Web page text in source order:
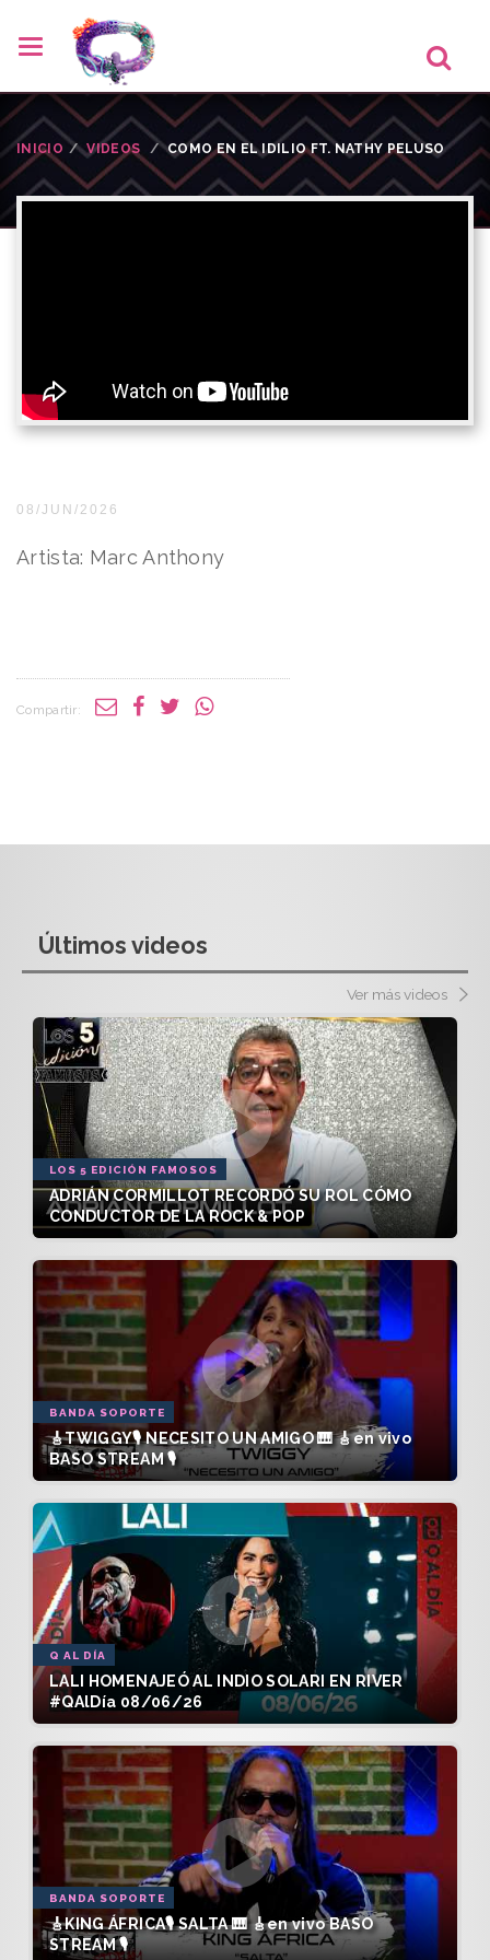
INICIO VIDEOS COMO EN EL IDILIO FT. NATHY PELUSO
08/JUN/2026
Artista: Marc Anthony
Compartir:
Últimos videos
Ver más videos
LOS 5 EDICIÓN FAMOSOS
ADRIÁN CORMILLOT RECORDÓ SU ROL CÓMO
CONDUCTOR DE LA ROCK & POP
BANDA SOPORTE
🎸TWIGGY🎙️ NECESITO UN AMIGO 🎹 🎸en vivo
BASO STREAM 🎙️
Q AL DÍA
LALI HOMENAJEÓ AL INDIO SOLARI EN RIVER
#QAlDía 08/06/26
BANDA SOPORTE
🎸KING ÁFRICA🎙️ SALTA 🎹 🎸en vivo BASO
STREAM 🎙️